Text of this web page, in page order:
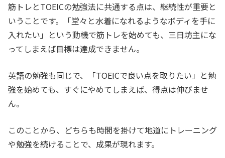
筋トレとTOEICの勉強法に共通する点は、継続性が重要と
いうことです。「堂々と水着になれるようなボディを手に
入れたい」という動機で筋トレを始めても、三日坊主にな
ってしまえば目標は達成できません。
英語の勉強も同じで、「TOEICで良い点を取りたい」と勉
強を始めても、すぐにやめてしまえば、得点は伸びませ
ん。
このことから、どちらも時間を掛けて地道にトレーニング
や勉強を続けることで、成果が現れます。